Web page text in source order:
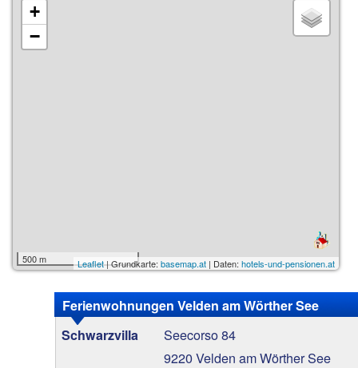
+
−
500 m Leaflet| Grundkarte: basemap.at| Daten: hotels-und-pensionen.at
Ferienwohnungen Velden am Wörther See
Schwarzvilla
Seecorso 84
9220 Velden am Wörther See